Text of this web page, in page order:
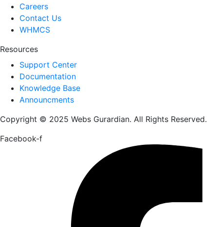
Careers
Contact Us
WHMCS
Resources
Support Center
Documentation
Knowledge Base
Announcments
Copyright © 2025 Webs Gurardian. All Rights Reserved.
Facebook-f